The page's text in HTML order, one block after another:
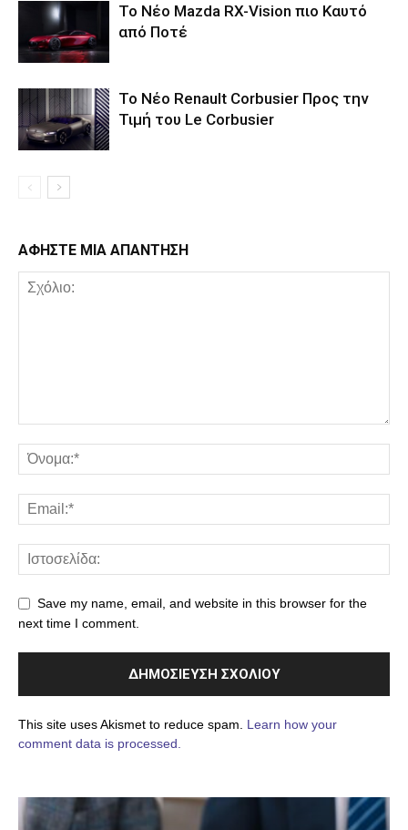
Το Νέο Mazda RX-Vision πιο Καυτό
από Ποτέ
Το Νέο Renault Corbusier Προς την
Τιμή του Le Corbusier
ΑΦΗΣΤΕ ΜΙΑ ΑΠΑΝΤΗΣΗ
Save my name, email, and website in this browser for the
next time I comment.
This site uses Akismet to reduce spam. Learn how your
comment data is processed.